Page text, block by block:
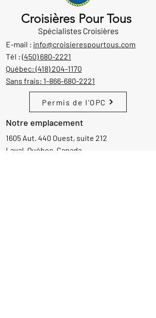
Croisières Pour Tous
Spécialistes Croisières
E-mail : info@croisierespourtous.com
Tél : (450) 680-2221
Québec: (418) 204-1170
Sans frais: 1-866-680-2221
Permis de l'OPC
Notre emplacement
1605 Aut. 440 Ouest, suite 212
Laval, Québec, Canada